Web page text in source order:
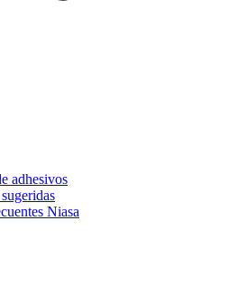
adhesivos
Niasa